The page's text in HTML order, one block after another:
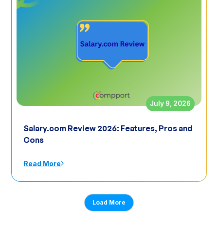
July 9, 2026
Salary.com Review 2026: Features, Pros and
Cons
Read More
Load More